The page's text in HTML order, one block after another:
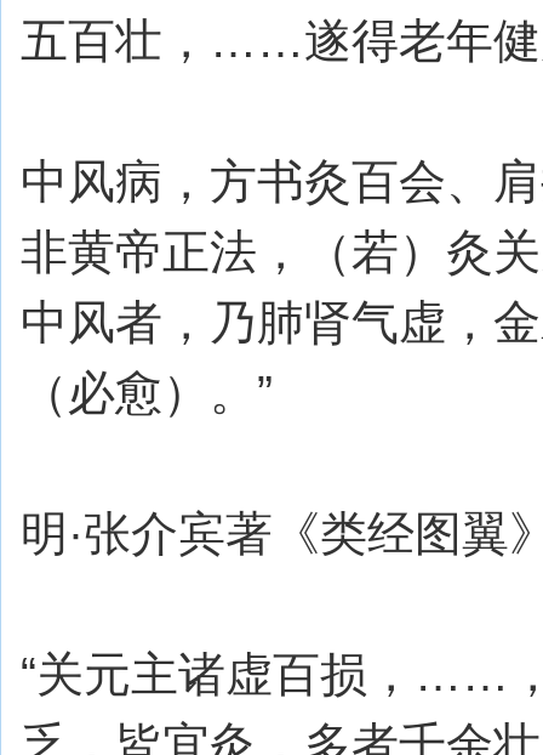
五百壮，……遂得老年
中风病，方书灸百会、
非黄帝正法，（若）灸
中风者，乃肺肾气虚，
（必愈）。”
明·张介宾著《类经图翼
“关元主诸虚百损，……